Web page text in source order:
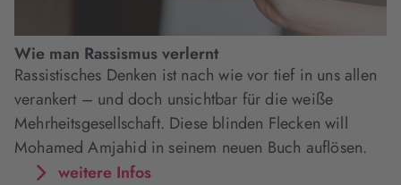
Wie man Rassismus verlernt
Rassistisches Denken ist nach wie vor tief in uns allen
verankert – und doch unsichtbar für die weiße
Mehrheitsgesellschaft. Diese blinden Flecken will
Mohamed Amjahid in seinem neuen Buch auflösen.
weitere Infos